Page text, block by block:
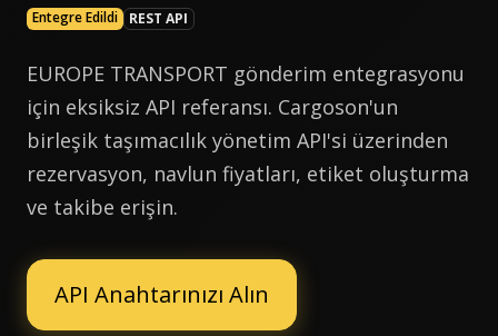
Entegre Edildi REST API
EUROPE TRANSPORT gönderim entegrasyonu
için eksiksiz API referansı. Cargoson'un
birleşik taşımacılık yönetim API'si üzerinden
rezervasyon, navlun fiyatları, etiket oluşturma
ve takibe erişin.
API Anahtarınızı Alın